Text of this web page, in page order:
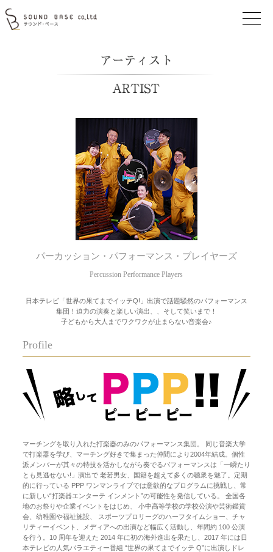
パーカッション・パフォーマンス・プレイヤーズ
Percussion Performance Players
日本テレビ「世界の果てまでイッテQ!」出演で話題騒然のパフォーマンス
集団！迫力の演奏と楽しい演出、、そして笑いまで！
子どもから大人までワクワクが止まらない音楽会♪
Profile
マーチングを取り入れた打楽器のみのパフォーマンス集団。 同じ音楽大学
で打楽器を学び、マーチング好きで集まった仲間により2004年結成。個性
派メンバーが其々の特技を活かしながら奏でるパフォーマンスは「一瞬たり
とも見逃せない!」演出で 老若男女、国籍を超えて多くの聴衆を魅了。定期
的に行っている PPP ワンマンライブでは意欲的なプログラムに挑戦し、常
に新しい“打楽器エンターテ インメント”の可能性を発信している。 全国各
地のお祭りや企業イベントをはじめ、 小中高等学校の学校公演や芸術鑑賞
会、幼稚園や福祉施設、 スポーツプロリーグのハーフタイムショー、チャ
リティーイベント、メディアへの出演など幅広く活動し、年間約 100 公演
を行う。10 周年を迎えた 2014 年に初の海外進出を果たし、2017 年には日
本テレビの人気バラエティー番組 “世界の果てまでイッテ Q”に出演しドレ